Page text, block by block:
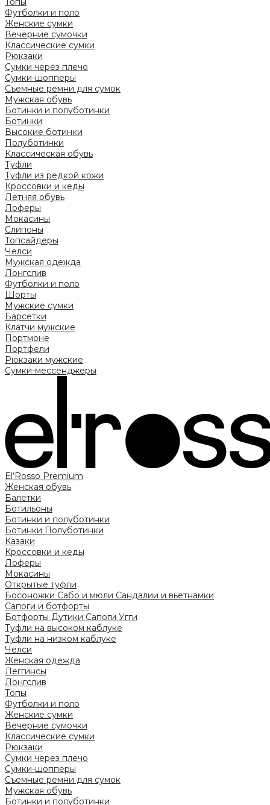
Футболки и поло
Женские сумки
Вечерние сумочки
Классические сумки
Рюкзаки
Сумки через плечо
Сумки-шопперы
Съемные ремни для сумок
Мужская обувь
Ботинки и полуботинки
Ботинки
Высокие ботинки
Полуботинки
Классическая обувь
Туфли
Туфли из редкой кожи
Кроссовки и кеды
Летняя обувь
Лоферы
Мокасины
Слипоны
Топсайдеры
Челси
Мужская одежда
Лонгслив
Футболки и поло
Шорты
Мужские сумки
Барсетки
Клатчи мужские
Портмоне
Портфели
Рюкзаки мужские
Сумки-мессенджеры
El’Rosso Premium
Женская обувь
Балетки
Ботильоны
Ботинки и полуботинки
Ботинки Полуботинки
Казаки
Кроссовки и кеды
Лоферы
Мокасины
Открытые туфли
Босоножки Сабо и мюли Сандалии и вьетнамки
Сапоги и ботфорты
Ботфорты Дутики Сапоги Угги
Туфли на высоком каблуке
Туфли на низком каблуке
Челси
Женская одежда
Леггинсы
Лонгслив
Топы
Футболки и поло
Женские сумки
Вечерние сумочки
Классические сумки
Рюкзаки
Сумки через плечо
Сумки-шопперы
Съемные ремни для сумок
Мужская обувь
Ботинки и полуботинки